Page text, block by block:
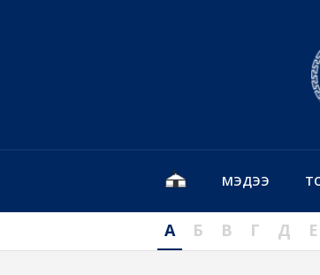
МЭДЭЭ
А Б В Г Д Е